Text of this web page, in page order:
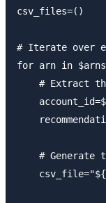
csv_files=()
# Iterate over
for arn in
# Extract
# Generate